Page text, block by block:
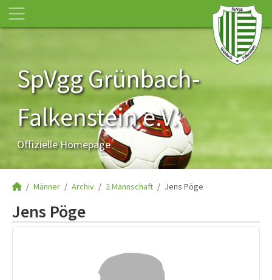
SpVgg Grünbach-
Falkenstein e.V.
Offizielle Homepage
Männer Archiv 2.Mannschaft Jens Pöge
Jens Pöge